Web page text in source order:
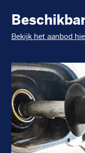
Bekijk het aanbod